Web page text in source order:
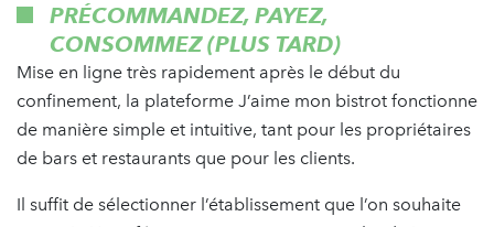
PRÉCOMMANDEZ, PAYEZ,
CONSOMMEZ (PLUS TARD)
Mise en ligne très rapidement après le début du
confinement, la plateforme J’aime mon bistrot fonctionne
de manière simple et intuitive, tant pour les propriétaires
de bars et restaurants que pour les clients.
Il suffit de sélectionner l’établissement que l’on souhaite